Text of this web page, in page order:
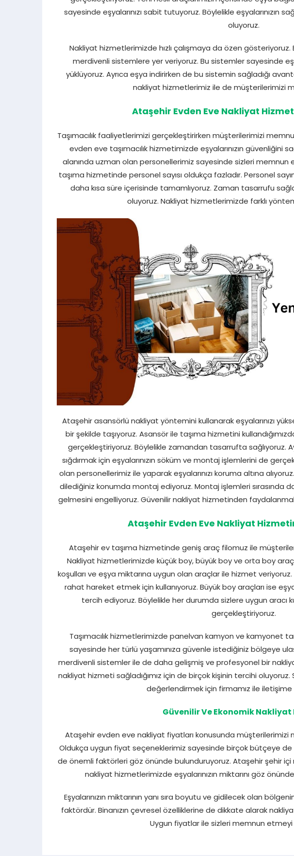
sayesinde eşyalarınızı sabit tutuyoruz. Böylelikle eşyalarınızın
oluyoruz.
Nakliyat hizmetlerimizde hızlı çalışmaya da özen gösteriyoruz.
merdivenli sistemlere yer veriyoruz. Bu sistemler sayesinde
yüklüyoruz. Ayrıca eşya indirirken de bu sistemin sağladığı
nakliyat hizmetlerimiz ile de müşterilerimizi
Ataşehir Evden Eve Nakliyat
Taşımacılık faaliyetlerimizi gerçekleştirirken müşterilerimizi
evden eve taşımacılık hizmetimizde eşyalarınızın güvenliğini
alanında uzman olan personellerimiz sayesinde sizleri memnun
taşıma hizmetinde personel sayısı oldukça fazladır. Personel
daha kısa süre içerisinde tamamlıyoruz. Zaman tasarrufu
oluyoruz. Nakliyat hizmetlerimizde farklı
Ataşehir asansörlü nakliyat yöntemini kullanarak eşyalarınızı
bir şekilde taşıyoruz. Asansör ile taşıma hizmetini
gerçekleştiriyoruz. Böylelikle zamandan tasarrufta sağlıyoruz.
sığdırmak için eşyalarınızın söküm ve montaj işlemlerini de
olan personellerimiz ile yaparak eşyalarınızı koruma altına
dilediğiniz konumda montaj ediyoruz. Montaj işlemleri sırasında
gelmesini engelliyoruz. Güvenilir nakliyat hizmetinden
Ataşehir Evden Eve Nakliyat
Ataşehir ev taşıma hizmetinde geniş araç filomuz ile
Nakliyat hizmetlerimizde küçük boy, büyük boy ve orta boy
koşulları ve eşya miktarına uygun olan araçlar ile hizmet
rahat hareket etmek için kullanıyoruz. Büyük boy araçları ise
tercih ediyoruz. Böylelikle her durumda sizlere uygun aracı
gerçekleştiriyoruz.
Taşımacılık hizmetlerimizde panelvan kamyon ve kamyonet
sayesinde her türlü yaşamınıza güvenle istediğiniz bölgeye
merdivenli sistemler ile de daha gelişmiş ve profesyonel bir
nakliyat hizmeti sağladığımız için de birçok kişinin tercihi
değerlendirmek için firmamız ile iletişime
Güvenilir Ve Ekonomik Nakliyat
Ataşehir evden eve nakliyat fiyatları konusunda
Oldukça uygun fiyat seçeneklerimiz sayesinde birçok bütçeye de
de önemli faktörleri göz önünde bulunduruyoruz. Ataşehir şehir içi
nakliyat hizmetlerimizde eşyalarınızın miktarını göz
Eşyalarınızın miktarının yanı sıra boyutu ve gidilecek olan
faktördür. Binanızın çevresel özelliklerine de dikkate alarak
Uygun fiyatlar ile sizleri memnun etmeyi